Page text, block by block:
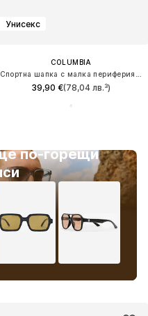
по-горещи
Унисекс
COLUMBIA
39,90 €(78,04 лв.³)